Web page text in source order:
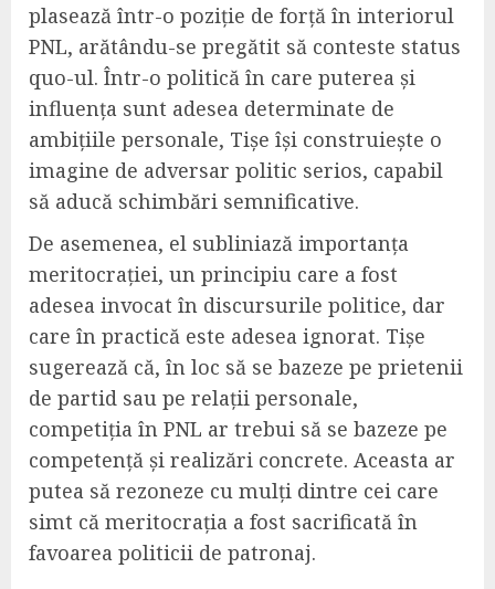
plasează într-o poziție de forță în interiorul
PNL, arătându-se pregătit să conteste status
quo-ul. Într-o politică în care puterea și
influența sunt adesea determinate de
ambițiile personale, Tișe își construiește o
imagine de adversar politic serios, capabil
să aducă schimbări semnificative.
De asemenea, el subliniază importanța
meritocrației, un principiu care a fost
adesea invocat în discursurile politice, dar
care în practică este adesea ignorat. Tișe
sugerează că, în loc să se bazeze pe prietenii
de partid sau pe relații personale,
competiția în PNL ar trebui să se bazeze pe
competență și realizări concrete. Aceasta ar
putea să rezoneze cu mulți dintre cei care
simt că meritocrația a fost sacrificată în
favoarea politicii de patronaj.